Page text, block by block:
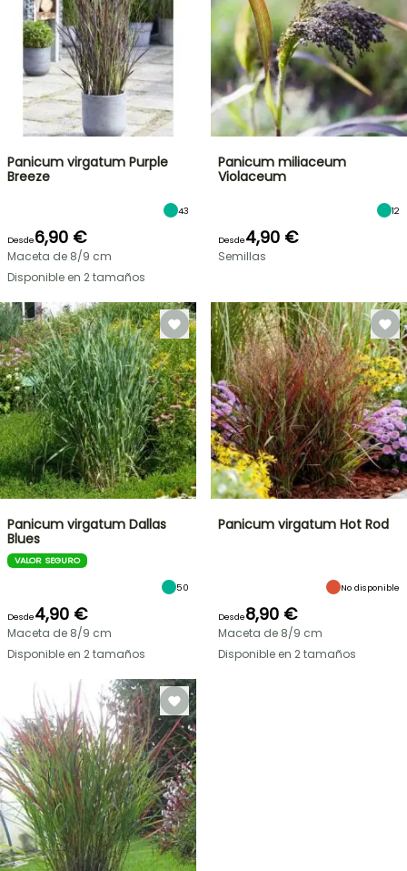
Panicum virgatum Purple
Breeze
43
Desde6,90 €
Maceta de 8/9 cm
Disponible en 2 tamaños
Panicum miliaceum
Violaceum
12
Desde4,90 €
Semillas
Panicum virgatum Dallas
Blues
VALOR SEGURO
50
Desde4,90 €
Maceta de 8/9 cm
Disponible en 2 tamaños
Panicum virgatum Hot Rod
No disponible
Desde8,90 €
Maceta de 8/9 cm
Disponible en 2 tamaños